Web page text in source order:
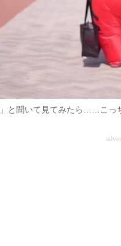
」と聞いて見てみたら……こっ